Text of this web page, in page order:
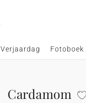
Verjaardag Fotoboek
Cardamom